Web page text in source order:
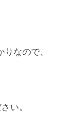
なので、
い。